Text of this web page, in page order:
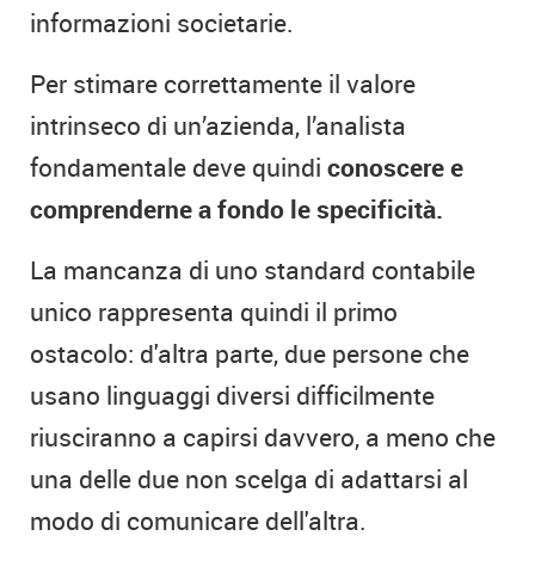
informazioni societarie.
Per stimare correttamente il valore
intrinseco di un’azienda, l’analista
fondamentale deve quindi conoscere e
comprenderne a fondo le specificità.
La mancanza di uno standard contabile
unico rappresenta quindi il primo
ostacolo: d'altra parte, due persone che
usano linguaggi diversi difficilmente
riusciranno a capirsi davvero, a meno che
una delle due non scelga di adattarsi al
modo di comunicare dell'altra.